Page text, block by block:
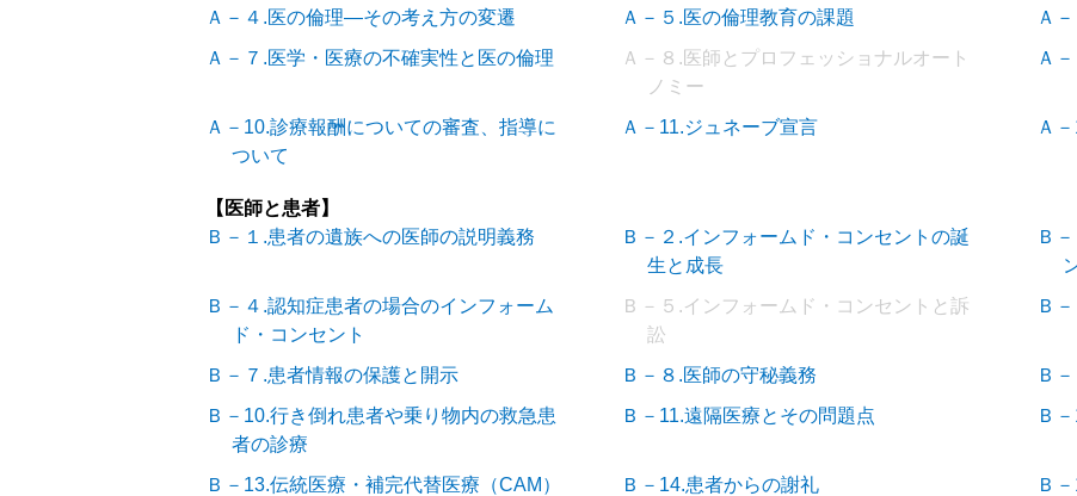
Ａ－４.医の倫理―その考え方の変遷
Ａ－５.医の倫理教育の課題
Ａ
Ａ－７.医学・医療の不確実性と医の倫理
Ａ－８.医師とプロフェッショナルオート
ノミー
Ａ
Ａ－10.診療報酬についての審査、指導に
ついて
Ａ－11.ジュネーブ宣言 Ａ
【医師と患者】
Ｂ－１.患者の遺族への医師の説明義務
Ｂ－２.インフォームド・コンセントの誕
生と成長
Ｂ
Ｂ－４.認知症患者の場合のインフォーム
ド・コンセント
Ｂ－５.インフォームド・コンセントと訴
訟
Ｂ
Ｂ－７.患者情報の保護と開示 Ｂ－８.医師の守秘義務
Ｂ
Ｂ－10.行き倒れ患者や乗り物内の救急患
者の診療
Ｂ－11.遠隔医療とその問題点 Ｂ
Ｂ－13.伝統医療・補完代替医療（CAM）
Ｂ－14.患者からの謝礼 Ｂ